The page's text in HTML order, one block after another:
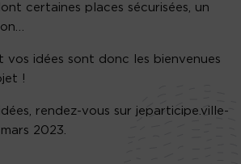
certaines places sécurisées, un
vos idées sont donc les bienvenues
!
rendez-vous sur jeparticipe.ville-
2023.